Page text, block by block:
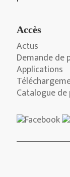
Accès
Actus
Demande de
Applications
Catalogue